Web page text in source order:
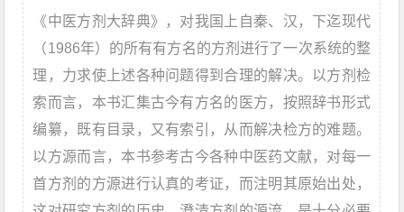
《中医方剂大辞典》，对我国上自秦、汉，下迄现代
（1986年）的所有有方名的方剂进行了一次系统的整
理，力求使上述各种问题得到合理的解决。以方剂检
索而言，本书汇集古今有方名的医方，按照辞书形式
编纂，既有目录，又有索引，从而解决检方的难题。
以方源而言，本书参考古今各种中医药文献，对每一
首方剂的方源进行认真的考证，而注明其原始出处，